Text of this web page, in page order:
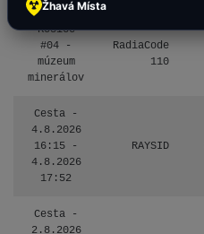
Košice
#04 -
múzeum
minerálov
RadiaCode
110
Cesta -
4.8.2026
16:15 -
4.8.2026
17:52
RAYSID
Cesta -
2.8.2026
Žhavá Místa